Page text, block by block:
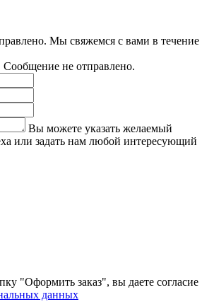
Мы свяжемся с вами в течение
не отправлено.
Вы можете указать желаемый
или задать нам любой интересующий
"Оформить заказ", вы даете согласие
данных